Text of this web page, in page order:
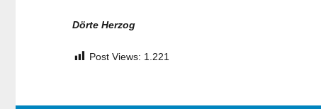
Dörte Herzog
Post Views: 1.221